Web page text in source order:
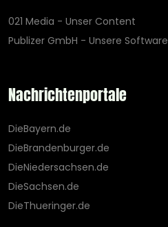
021 Media - Unser Content
Publizer GmbH - Unsere Software
Nachrichtenportale
DieBayern.de
DieBrandenburger.de
DieNiedersachsen.de
DieSachsen.de
DieThueringer.de